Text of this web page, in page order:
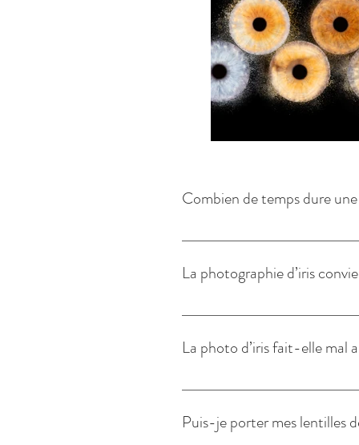
Combien de temps dure
La prise de vue de l’iris s’effectue
La photographie d’iris
J’accueille les enfants partir de 4
La photo d’iris fait-elle mal
La prise de photo est totalement
Puis-je porter mes lentilles